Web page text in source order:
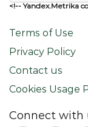
<!-- Yandex.Metrika
Terms of Use
Privacy Policy
Contact us
Cookies Usage
Connect with